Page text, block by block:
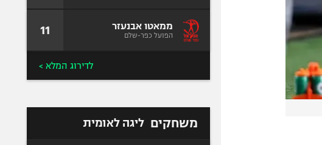
ממאטו אבנעזר
הפועל כפר-שלם 11
לדירוג המלא >
משחקים ליגה לאומית